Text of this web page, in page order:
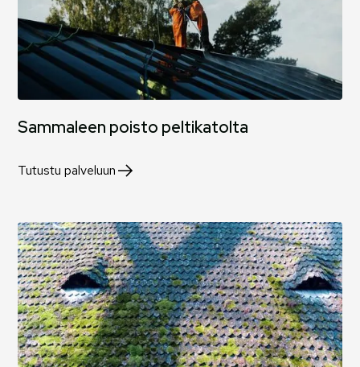
Sammaleen poisto peltikatolta
Tutustu palveluun